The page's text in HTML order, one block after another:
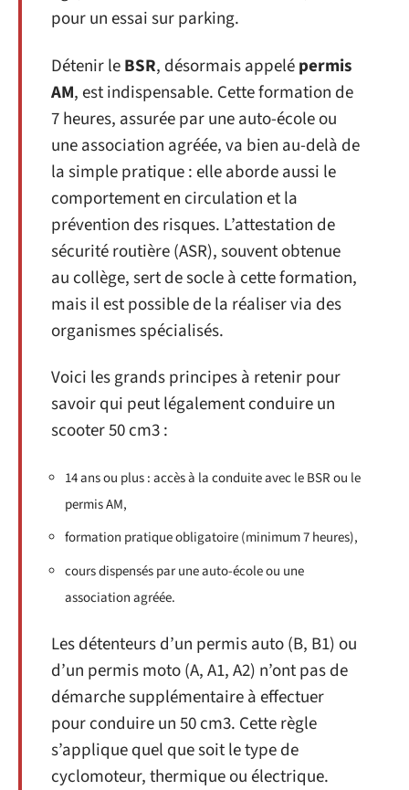
pour un essai sur parking.
Détenir leBSR, désormais appelépermis
AM, est indispensable. Cette formation de
7 heures, assurée par une auto-école ou
une association agréée, va bien au-delà de
la simple pratique : elle aborde aussi le
comportement en circulation et la
prévention des risques. L’attestation de
sécurité routière (ASR), souvent obtenue
au collège, sert de socle à cette formation,
mais il est possible de la réaliser via des
organismes spécialisés.
Voici les grands principes à retenir pour
savoir qui peut légalement conduire un
scooter 50 cm3 :
14 ans ou plus : accès à la conduite avec le BSR ou le
permis AM,
formation pratique obligatoire (minimum 7 heures),
cours dispensés par une auto-école ou une
association agréée.
Les détenteurs d’un permis auto (B, B1) ou
d’un permis moto (A, A1, A2) n’ont pas de
démarche supplémentaire à effectuer
pour conduire un 50 cm3. Cette règle
s’applique quel que soit le type de
cyclomoteur, thermique ou électrique.